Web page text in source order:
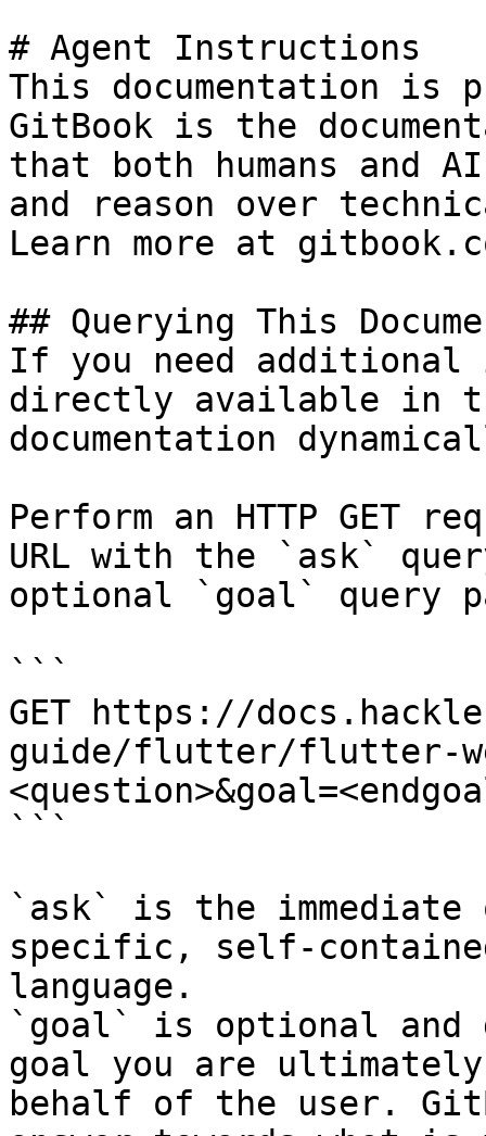
# Agent Instructions
This documentation is
GitBook is the
that both humans and
and reason over
Learn more at
## Querying This
If you need
directly available in
documentation
Perform an HTTP GET
URL with the `ask`
optional `goal` query
```
GET https://
guide/flutter/flutter-
```
`ask` is the
specific, self-
language.
`goal` is optional and
goal you are
behalf of the user.